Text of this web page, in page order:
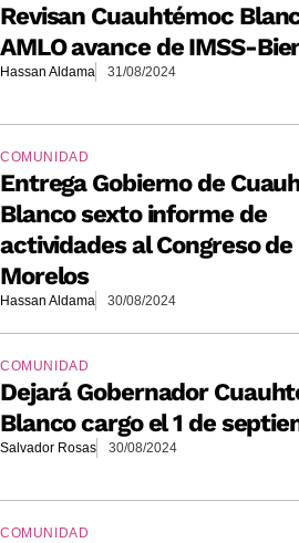
Revisan Cuauhtémoc
AMLO avance de IMSS-
Hassan Aldama 31/08/2024
COMUNIDAD
Entrega Gobierno de
Blanco sexto informe de
actividades al Congreso de
Morelos
Hassan Aldama 30/08/2024
COMUNIDAD
Dejará Gobernador
Blanco cargo el 1 de
Salvador Rosas 30/08/2024
COMUNIDAD